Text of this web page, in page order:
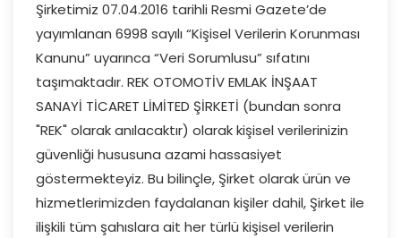
Şirketimiz 07.04.2016 tarihli Resmi Gazete’de
yayımlanan 6998 sayılı “Kişisel Verilerin Korunması
Kanunu” uyarınca “Veri Sorumlusu” sıfatını
taşımaktadır. REK OTOMOTİV EMLAK İNŞAAT
SANAYİ TİCARET LİMİTED ŞİRKETİ (bundan sonra
"REK" olarak anılacaktır) olarak kişisel verilerinizin
güvenliği hususuna azami hassasiyet
göstermekteyiz. Bu bilinçle, Şirket olarak ürün ve
hizmetlerimizden faydalanan kişiler dahil, Şirket ile
ilişkili tüm şahıslara ait her türlü kişisel verilerin